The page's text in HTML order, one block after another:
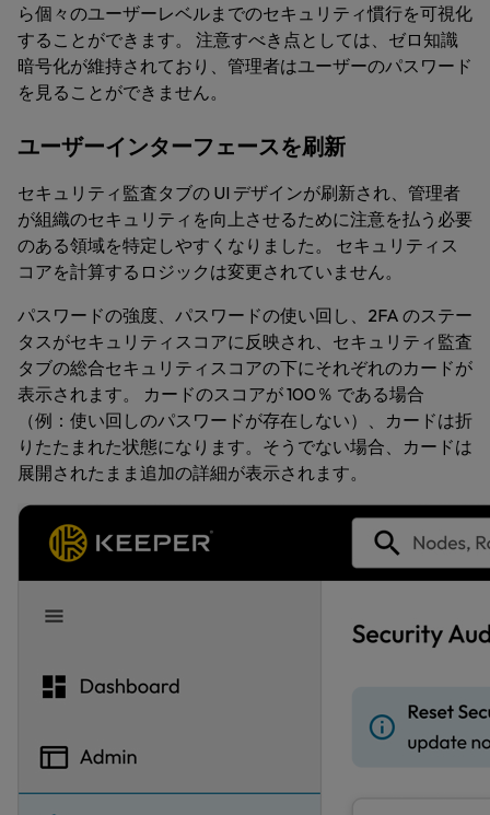
ら個々のユーザーレベルまでのセキュリティ慣行を可視化
することができます。 注意すべき点としては、ゼロ知識
暗号化が維持されており、管理者はユーザーのパスワード
を見ることができません。
ユーザーインターフェースを刷新
セキュリティ監査タブの UI デザインが刷新され、管理者
が組織のセキュリティを向上させるために注意を払う必要
のある領域を特定しやすくなりました。 セキュリティス
コアを計算するロジックは変更されていません。
パスワードの強度、パスワードの使い回し、2FA のステー
タスがセキュリティスコアに反映され、セキュリティ監査
タブの総合セキュリティスコアの下にそれぞれのカードが
表示されます。 カードのスコアが 100％ である場合
（例：使い回しのパスワードが存在しない）、カードは折
りたたまれた状態になります。そうでない場合、カードは
展開されたまま追加の詳細が表示されます。